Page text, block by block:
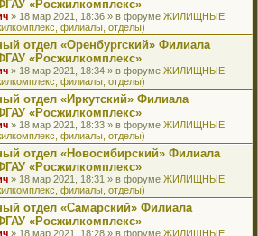
«Росжилкомплекс»
» 18 мар 2021, 18:36 » в форуме ЖИЛИЩНЫЕ
филиалы, отделы)
отдел «Оренбургский» Филиала
«Росжилкомплекс»
» 18 мар 2021, 18:34 » в форуме ЖИЛИЩНЫЕ
филиалы, отделы)
отдел «Иркутский» Филиала
«Росжилкомплекс»
» 18 мар 2021, 18:33 » в форуме ЖИЛИЩНЫЕ
филиалы, отделы)
отдел «Новосибирский» Филиала
«Росжилкомплекс»
» 18 мар 2021, 18:31 » в форуме ЖИЛИЩНЫЕ
филиалы, отделы)
отдел «Самарский» Филиала
«Росжилкомплекс»
» 18 мар 2021, 18:28 » в форуме ЖИЛИЩНЫЕ